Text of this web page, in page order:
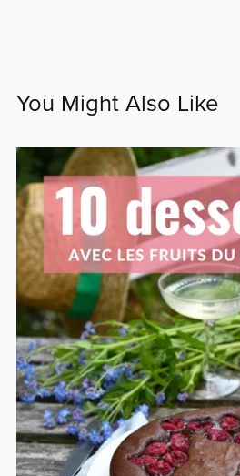
You Might Also Like